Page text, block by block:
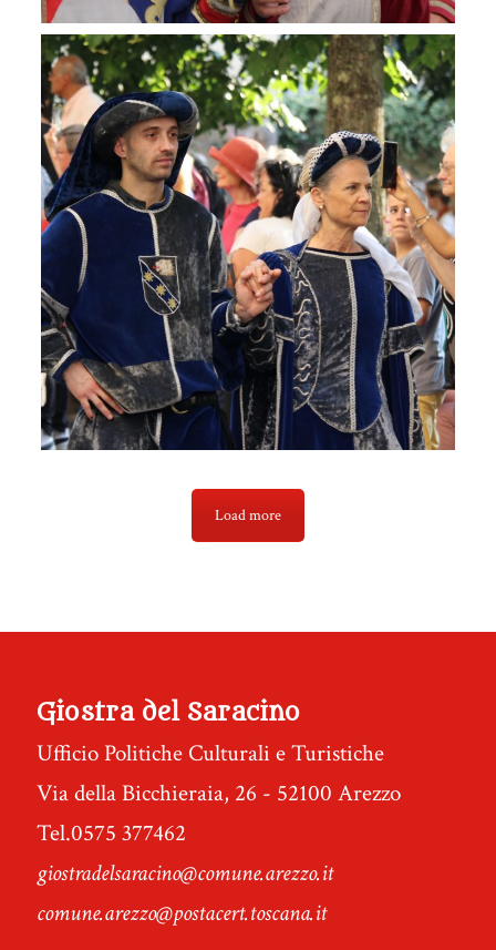
Load more
Giostra del Saracino
Ufficio Politiche Culturali e Turistiche
Via della Bicchieraia, 26 - 52100 Arezzo
Tel.0575 377462
giostradelsaracino@comune.arezzo.it
comune.arezzo@postacert.toscana.it